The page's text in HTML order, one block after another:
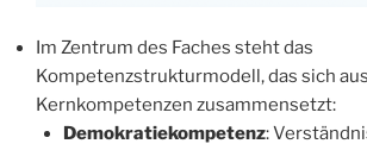
Im Zentrum des Faches steht das
Kompetenzstrukturmodell, das sich
Kernkompetenzen zusammensetzt:
Demokratiekompetenz: